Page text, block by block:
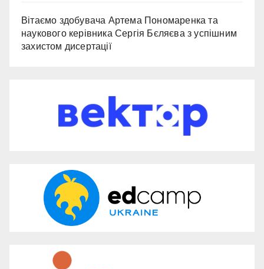
Вітаємо здобувача Артема Пономаренка та
наукового керівника Сергія Бєляєва з успішним
захистом дисертації